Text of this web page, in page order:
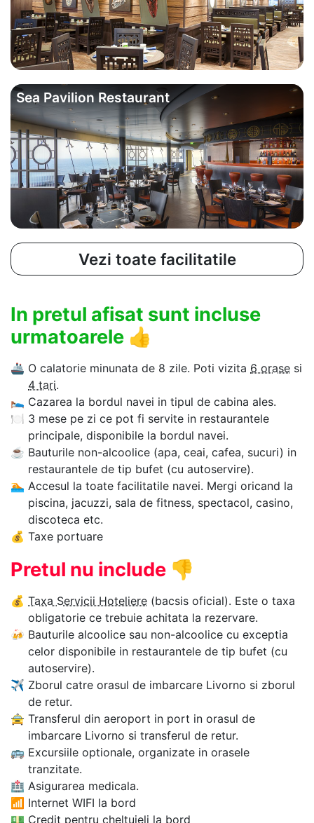
Sea Pavilion Restaurant
Vezi toate facilitatile
In pretul afisat sunt incluse
urmatoarele 👍
🚢 O calatorie minunata de 8 zile. Poti vizita 6 orase si
4 tari.
🛌 Cazarea la bordul navei in tipul de cabina ales.
🍽 3 mese pe zi ce pot fi servite in restaurantele
principale, disponibile la bordul navei.
☕ Bauturile non-alcoolice (apa, ceai, cafea, sucuri) in
restaurantele de tip bufet (cu autoservire).
🏊‍ Accesul la toate facilitatile navei. Mergi oricand la
piscina, jacuzzi, sala de fitness, spectacol, casino,
discoteca etc.
💰 Taxe portuare
Pretul nu include 👎
💰 Taxa Servicii Hoteliere (bacsis oficial). Este o taxa
obligatorie ce trebuie achitata la rezervare.
🍻 Bauturile alcoolice sau non-alcoolice cu exceptia
celor disponibile in restaurantele de tip bufet (cu
autoservire).
✈ Zborul catre orasul de imbarcare Livorno si zborul
de retur.
🚖 Transferul din aeroport in port in orasul de
imbarcare Livorno si transferul de retur.
🚌 Excursiile optionale, organizate in orasele
tranzitate.
🏥 Asigurarea medicala.
📶 Internet WIFI la bord
💵 Credit pentru cheltuieli la bord